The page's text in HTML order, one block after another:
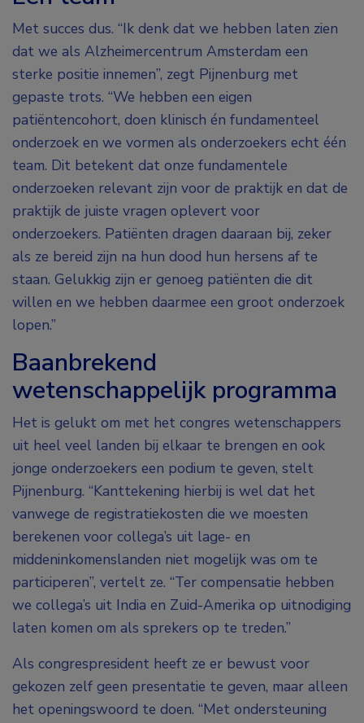
Met succes dus. “Ik denk dat we hebben laten zien
dat we als Alzheimercentrum Amsterdam een
sterke positie innemen”, zegt Pijnenburg met
gepaste trots. “We hebben een eigen
patiëntencohort, doen klinisch én fundamenteel
onderzoek en we vormen als onderzoekers echt één
team. Dit betekent dat onze fundamentele
onderzoeken relevant zijn voor de praktijk en dat de
praktijk de juiste vragen oplevert voor
onderzoekers. Patiënten dragen daaraan bij, zeker
als ze bereid zijn na hun dood hun hersens af te
staan. Gelukkig zijn er genoeg patiënten die dit
willen en we hebben daarmee een groot onderzoek
lopen.”
Baanbrekend
wetenschappelijk programma
Het is gelukt om met het congres wetenschappers
uit heel veel landen bij elkaar te brengen en ook
jonge onderzoekers een podium te geven, stelt
Pijnenburg. “Kanttekening hierbij is wel dat het
vanwege de registratiekosten die we moesten
berekenen voor collega’s uit lage- en
middeninkomenslanden niet mogelijk was om te
participeren”, vertelt ze. “Ter compensatie hebben
we collega’s uit India en Zuid-Amerika op uitnodiging
laten komen om als sprekers op te treden.”
Als congrespresident heeft ze er bewust voor
gekozen zelf geen presentatie te geven, maar alleen
het openingswoord te doen. “Met ondersteuning